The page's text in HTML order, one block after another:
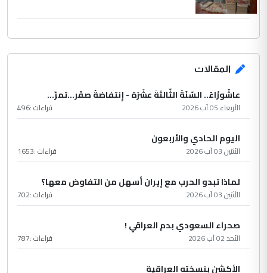
المقالات
عاشُورْاءُ.. السّنَةُ الثّالثةَ عشَرَة - إِنتفاضةُ صفَر…تمرّ...
الأربعاء 05 آب 2026 قراءات :496
اليوم الحادي والأربعون
الأثنين 03 آب 2026 قراءات :1653
لماذا تبدو الحرب مع إيران أسهل من التفاوض معها؟
الأثنين 03 آب 2026 قراءات :702
صحراء السعودي بدم العراقي !
الأحد 02 آب 2026 قراءات :787
الأكشن بنسخته العراقية